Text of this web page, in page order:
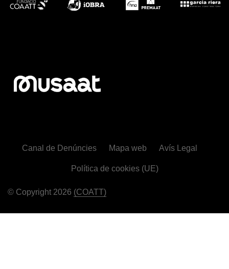
© Copyright 2026 (COATT)
Canal de Denúncies Mapa web Avís Legal
Política de cookies (UE)